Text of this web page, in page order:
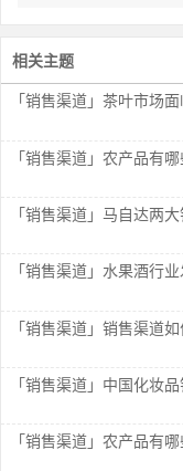
相关主题
「销售渠道」茶叶市场
「销售渠道」农产品有
「销售渠道」马自达两
「销售渠道」水果酒行
「销售渠道」销售渠道
「销售渠道」中国化妆
「销售渠道」农产品有